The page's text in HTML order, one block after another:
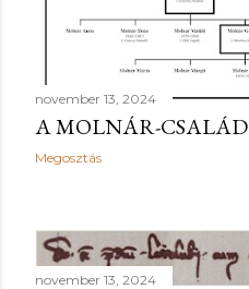
november 13, 2024
A MOLNÁR-CSALÁD
Megosztás
november 13, 2024